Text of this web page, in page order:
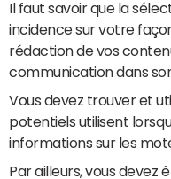
Il faut savoir que la
incidence sur votre
rédaction de vos
communication dans
Vous devez trouver et
potentiels utilisent
informations sur les
Par ailleurs, vous devez